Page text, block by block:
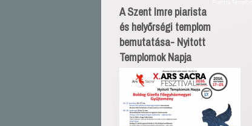
A Szent Imre piarista
és helyőrségi templom
bemutatása- Nyitott
Templomok Napja